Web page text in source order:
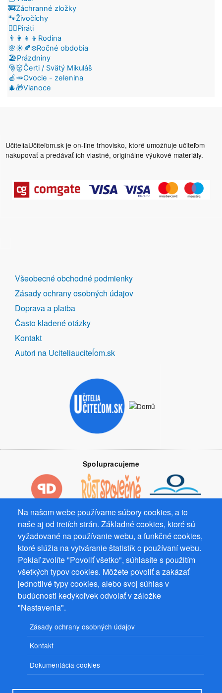
🚒Záchranné zložky
🐾Živočíchy
🏴‍☠️Piráti
👨‍👩‍👧‍👦Rodina
🌸☀️🍂❄️Ročné obdobia
🏖️Prázdniny
🎅👹Čerti / Svätý Mikuláš
🍎🥕Ovocie - zelenina
🎄🎁Vianoce
UčiteliaUčiteľom.sk je on-line trhovisko, ktoré umožňuje učiteľom
nakupovať a predávať ich vlastné, originálne výukové materiály.
Na našom webe používame súbory cookies, a to
naše aj od tretích strán. Základné cookies, ktoré sú
vyžadované na používanie webu, a funkčné cookies,
ktoré slúžia na vytváranie štatistík o používaní webu.
Pokiaľ zvolíte "Povoliť všetko", súhlasíte s použitím
všetkých typov cookies. Môžete povoliť a zakázať
jednotlivé typy cookies, alebo svoj súhlas v
budúcnosti kedykoľvek odvolať v záložke
"Nastavenia".
Zásady ochrany osobných údajov
Kontakt
Dokumentácia cookies
DALŠÍ
ODKAZY
Všeobecné obchodné podmienky
Zásady ochrany osobných údajov
Doprava a platba
Často kladené otázky
Kontakt
Autori na Uciteliauciteĺom.sk
Spolupracujeme
Prevádzkovateľ: Mgr. Bc. Žaneta Radimecká, MBA, Ostrov 256, 561
22 Ostrov, IČ 08993033, DIČ CZ9161263958
© 2026PuzzleWebss.r.o.